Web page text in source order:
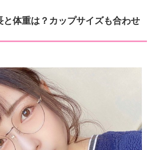
と体重は？カップサイズも合わせ